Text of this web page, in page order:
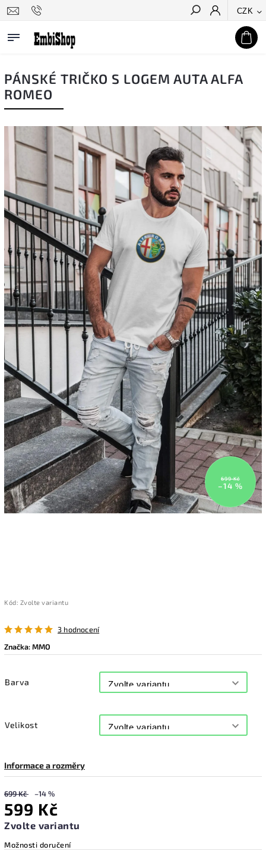
CZK
Hledat
PÁNSKÉ TRIČKO S LOGEM AUTA ALFA
ROMEO
699 Kč
–14 %
Kód: Zvolte variantu
3 hodnocení
Značka:MMO
Barva
Velikost
Informace a rozměry
699 Kč –14 %
599 Kč
Zvolte variantu
Možnosti doručení